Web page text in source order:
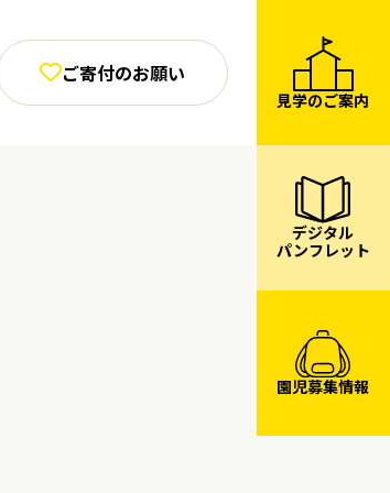
ご寄付のお願い
見学のご案内
デジタル
パンフレット
園児募集情報